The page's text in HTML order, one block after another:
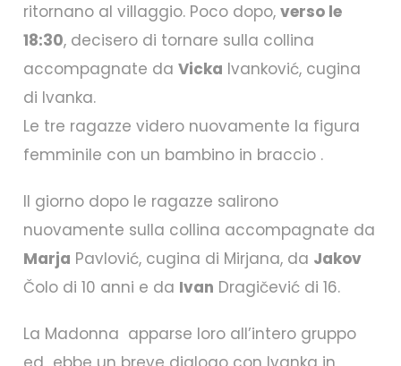
ritornano al villaggio. Poco dopo, verso le
18:30, decisero di tornare sulla collina
accompagnate da Vicka Ivanković, cugina
di Ivanka.
Le tre ragazze videro nuovamente la figura
femminile con un bambino in braccio .
Il giorno dopo le ragazze salirono
nuovamente sulla collina accompagnate da
Marja Pavlović, cugina di Mirjana, da Jakov
Čolo di 10 anni e da Ivan Dragičević di 16.
La Madonna apparse loro all’intero gruppo